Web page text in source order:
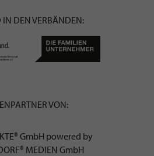
IN DEN VERBÄNDEN:
VON:
GmbH powered by
MEDIEN GmbH